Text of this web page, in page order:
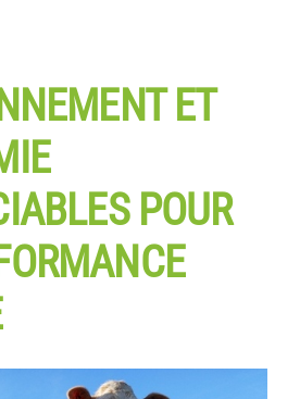
mesure le résultat permettant
le travail, exploitant et salarié
sociales) ; 2. Assurer
l’exploitation (réduire
ET
POUR